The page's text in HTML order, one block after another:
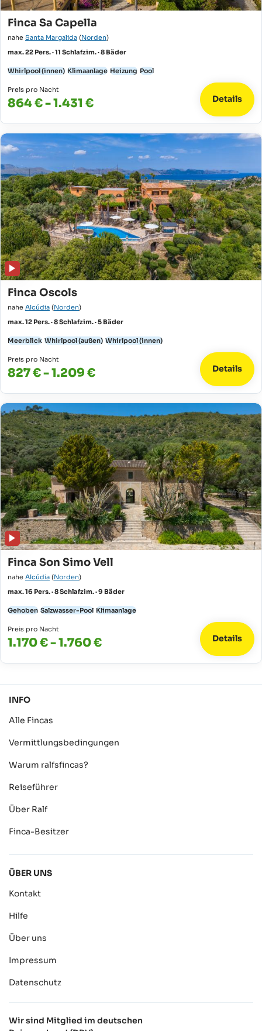
Finca Sa Capella
nahe Santa Margalida (Norden)
max. 22 Pers. · 11 Schlafzim. · 8 Bäder
Whirlpool (innen) Klimaanlage Heizung Pool
Preis pro Nacht
864 € - 1.431 € Details
Finca Oscols
nahe Alcúdia (Norden)
max. 12 Pers. · 8 Schlafzim. · 5 Bäder
Meerblick Whirlpool (außen) Whirlpool (innen)
Preis pro Nacht
827 € - 1.209 € Details
Finca Son Simo Vell
nahe Alcúdia (Norden)
max. 16 Pers. · 8 Schlafzim. · 9 Bäder
Gehoben Salzwasser-Pool Klimaanlage
Preis pro Nacht
1.170 € - 1.760 € Details
INFO
Alle Fincas
Vermittlungsbedingungen
Warum ralfsfincas?
Reiseführer
Über Ralf
Finca-Besitzer
ÜBER UNS
Kontakt
Hilfe
Über uns
Impressum
Datenschutz
Wir sind Mitglied im deutschen